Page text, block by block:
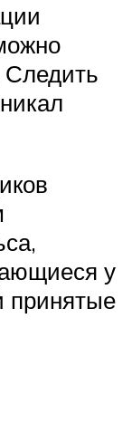
Следить
у
принятые